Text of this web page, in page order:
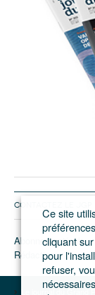
CONTACTEZ LE JGP
Abonnement/pub
Rédaction
Le journal du Grand
Ce site
cliquant
pour
refuser,